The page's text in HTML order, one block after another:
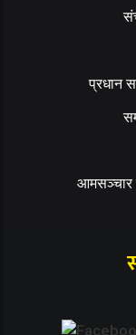
प्रधान
आमसञ्चार